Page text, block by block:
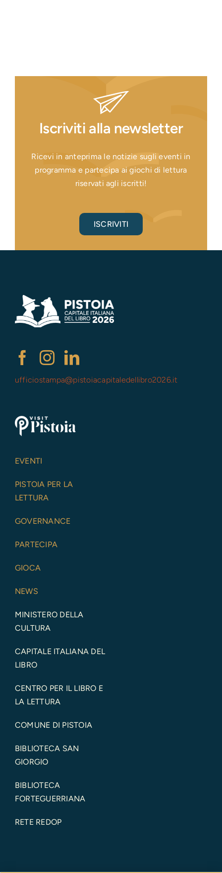
Iscriviti alla newsletter
Ricevi in anteprima le notizie sugli eventi in
programma e partecipa ai giochi di lettura
riservati agli iscritti!
ISCRIVITI
ufficiostampa@pistoiacapitaledellibro2026.it
EVENTI
PISTOIA PER LA
LETTURA
GOVERNANCE
PARTECIPA
GIOCA
NEWS
MINISTERO DELLA
CULTURA
CAPITALE ITALIANA DEL
LIBRO
CENTRO PER IL LIBRO E
LA LETTURA
COMUNE DI PISTOIA
BIBLIOTECA SAN
GIORGIO
BIBLIOTECA
FORTEGUERRIANA
RETE REDOP